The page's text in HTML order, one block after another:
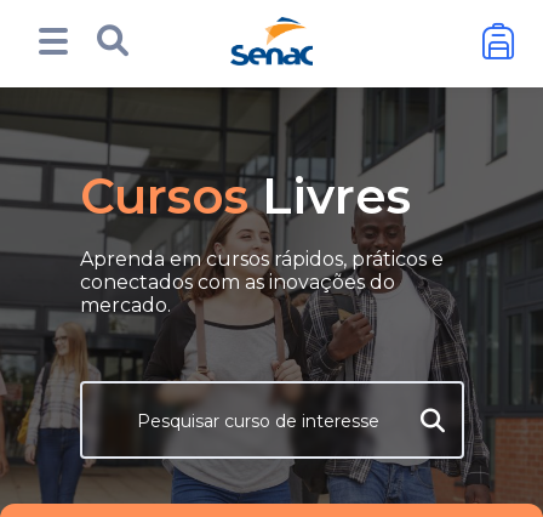
CursosLivres
Aprenda em cursos rápidos, práticos e
conectados com as inovações do
mercado.